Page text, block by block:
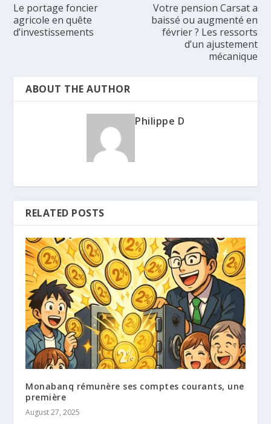
Le portage foncier
agricole en quête
d’investissements
Votre pension Carsat a
baissé ou augmenté en
février ? Les ressorts
d’un ajustement
mécanique
ABOUT THE AUTHOR
Philippe D
RELATED POSTS
Monabanq rémunère ses comptes courants, une
première
August 27, 2025